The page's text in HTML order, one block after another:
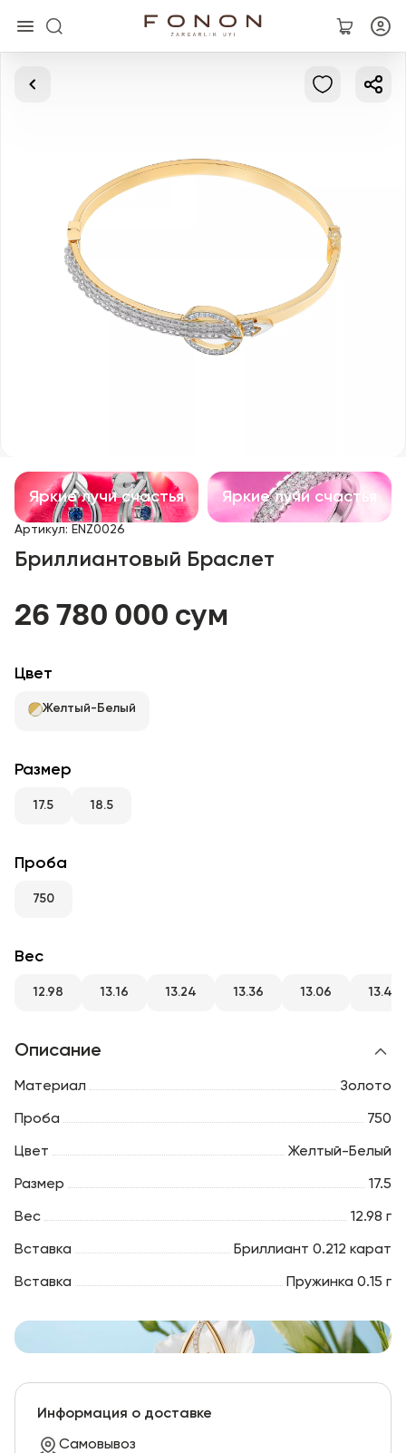
Главная
Серьги
Браслеты
Аксессуары
Все
О нас
Избранное
Яркие лучи счастья Яркие лучи счастья
Артикул: ENZ0026
Бриллиантовый Браслет
26 780 000 сум
Цвет
Желтый-Белый
Размер
17.5 18.5
Проба
750
Вес
12.98 13.16 13.24 13.36 13.06 13.49
Описание
Материал Золото
Проба 750
Цвет Желтый-Белый
Размер 17.5
Вес 12.98 г
Вставка Бриллиант 0.212 карат
Вставка Пружинка 0.15 г
Информация о доставке
Самовывоз